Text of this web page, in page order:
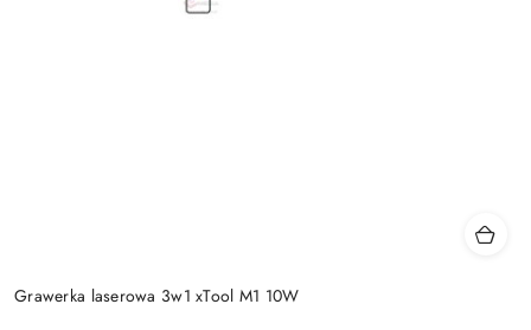
Grawerka laserowa 3w1 xTool M1 10W